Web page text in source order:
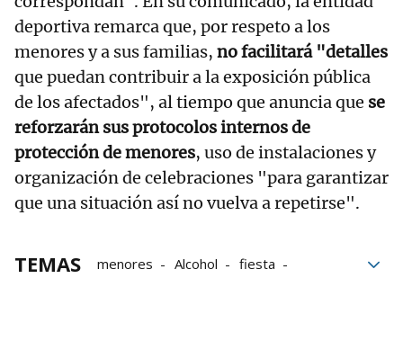
deportiva remarca que, por respeto a los
menores y a sus familias, no facilitará "detalles
que puedan contribuir a la exposición pública
de los afectados", al tiempo que anuncia que se
reforzarán sus protocolos internos de
protección de menores, uso de instalaciones y
organización de celebraciones "para garantizar
que una situación así no vuelva a repetirse".
TEMAS menores Alcohol
fiesta